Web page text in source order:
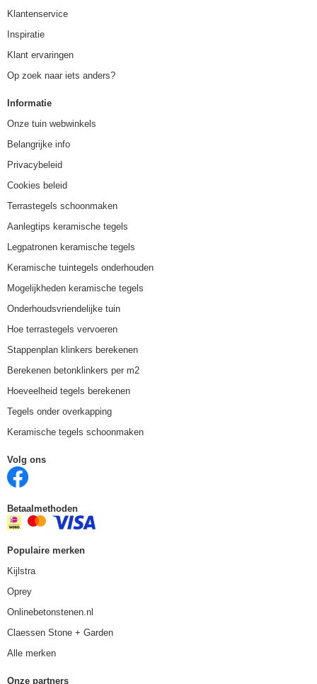
Klantenservice
Inspiratie
Klant ervaringen
Op zoek naar iets anders?
Informatie
Onze tuin webwinkels
Belangrijke info
Privacybeleid
Cookies beleid
Terrastegels schoonmaken
Aanlegtips keramische tegels
Legpatronen keramische tegels
Keramische tuintegels onderhouden
Mogelijkheden keramische tegels
Onderhoudsvriendelijke tuin
Hoe terrastegels vervoeren
Stappenplan klinkers berekenen
Berekenen betonklinkers per m2
Hoeveelheid tegels berekenen
Tegels onder overkapping
Keramische tegels schoonmaken
Volg ons
Betaalmethoden
Populaire merken
Kijlstra
Oprey
Onlinebetonstenen.nl
Claessen Stone + Garden
Alle merken
Onze partners